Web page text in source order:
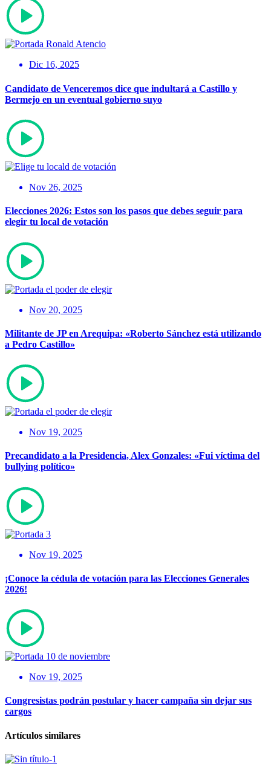
Dic 16, 2025
Candidato de Venceremos dice que indultará a Castillo y
Bermejo en un eventual gobierno suyo
Nov 26, 2025
Elecciones 2026: Estos son los pasos que debes seguir para
elegir tu local de votación
Nov 20, 2025
Militante de JP en Arequipa: «Roberto Sánchez está utilizando
a Pedro Castillo»
Nov 19, 2025
Precandidato a la Presidencia, Alex Gonzales: «Fui víctima del
bullying político»
Nov 19, 2025
¡Conoce la cédula de votación para las Elecciones Generales
2026!
Nov 19, 2025
Congresistas podrán postular y hacer campaña sin dejar sus
cargos
Artículos similares